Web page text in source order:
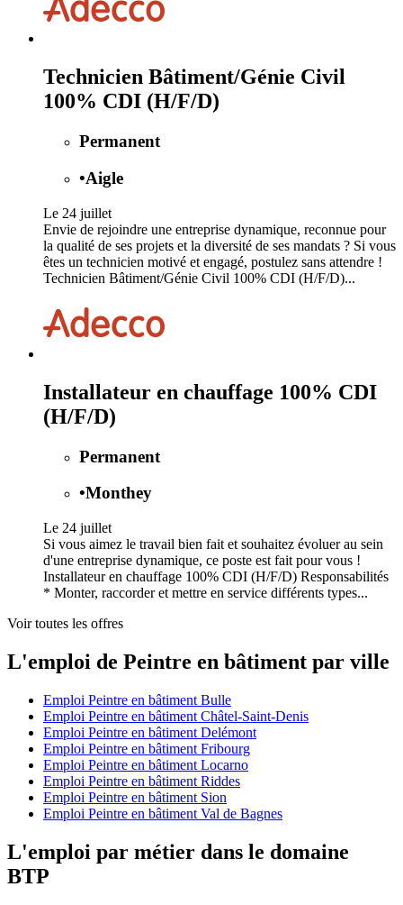
Technicien Bâtiment/Génie Civil
100% CDI (H/F/D)
Permanent
•Aigle
Le 24 juillet
Envie de rejoindre une entreprise dynamique, reconnue pour
la qualité de ses projets et la diversité de ses mandats ? Si vous
êtes un technicien motivé et engagé, postulez sans attendre !
Technicien Bâtiment/Génie Civil 100% CDI (H/F/D)...
Installateur en chauffage 100% CDI
(H/F/D)
Permanent
•Monthey
Le 24 juillet
Si vous aimez le travail bien fait et souhaitez évoluer au sein
d'une entreprise dynamique, ce poste est fait pour vous !
Installateur en chauffage 100% CDI (H/F/D) Responsabilités
* Monter, raccorder et mettre en service différents types...
Voir toutes les offres
L'emploi de Peintre en bâtiment par ville
Emploi Peintre en bâtiment Bulle
Emploi Peintre en bâtiment Châtel-Saint-Denis
Emploi Peintre en bâtiment Delémont
Emploi Peintre en bâtiment Fribourg
Emploi Peintre en bâtiment Locarno
Emploi Peintre en bâtiment Riddes
Emploi Peintre en bâtiment Sion
Emploi Peintre en bâtiment Val de Bagnes
L'emploi par métier dans le domaine
BTP